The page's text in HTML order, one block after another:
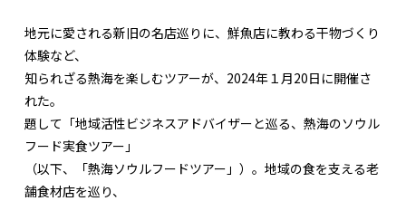
地元に愛される新旧の名店巡りに、鮮魚店に教わる干物づくり
体験など、
知られざる熱海を楽しむツアーが、2024年１月20日に開催さ
れた。
題して「地域活性ビジネスアドバイザーと巡る、熱海のソウル
フード実食ツアー」
（以下、「熱海ソウルフードツアー」）。地域の食を支える老
舗食材店を巡り、